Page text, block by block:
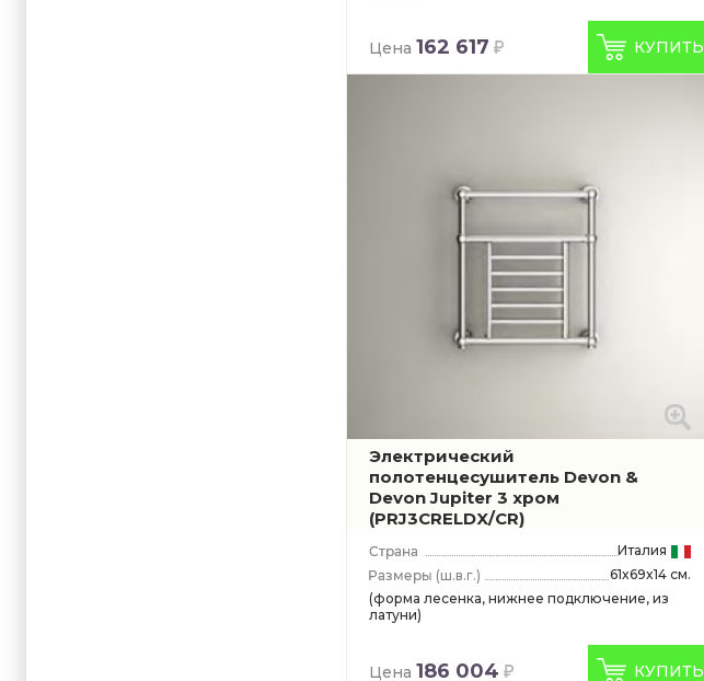
Цена 162 617 КУПИТЬ
Электрический
полотенцесушитель Devon &
Devon Jupiter 3 хром
(PRJ3CRELDX/CR)
Италия
(ш.в.г.)
61x69x14 см.
(форма лесенка, нижнее подключение, из
латуни)
Цена 186 004 КУПИТЬ